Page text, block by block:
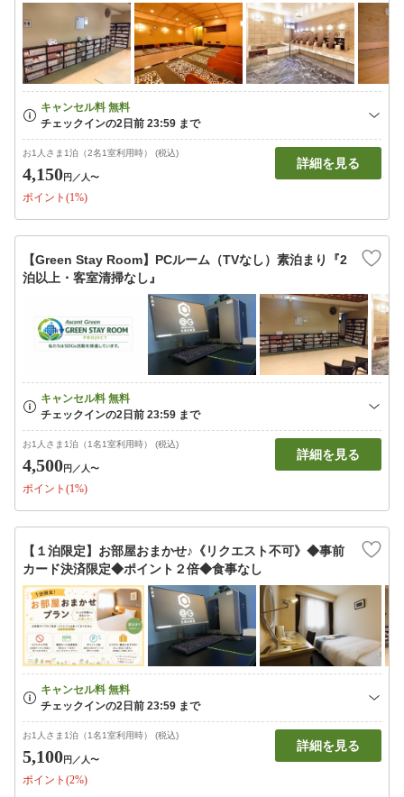
お1人さま1泊（2名1室利用時） (税込)
4,150円 ／人〜
ポイント(1%)
詳細を見る
【Green Stay Room】PCルーム（TVなし）素泊まり『2
泊以上・客室清掃なし』
お1人さま1泊（1名1室利用時） (税込)
4,500円 ／人〜
ポイント(1%)
詳細を見る
【１泊限定】お部屋おまかせ♪《リクエスト不可》◆事前
カード決済限定◆ポイント２倍◆食事なし
お1人さま1泊（1名1室利用時） (税込)
5,100円 ／人〜
ポイント(2%)
詳細を見る